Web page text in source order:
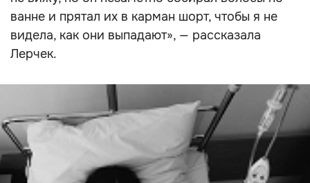
ванне и прятал их в карман шорт, чтобы я не
видела, как они выпадают», — рассказала
Лерчек.